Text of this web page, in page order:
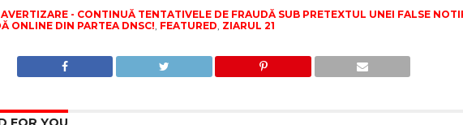
AVERTIZARE - CONTINUĂ TENTATIVELE DE FRAUDĂ SUB PRETEXTUL UNEI FALSE
ONLINE DIN PARTEA DNSC! FEATURED ZIARUL 21